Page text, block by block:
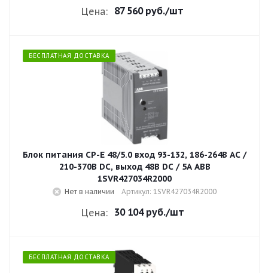
Цена: 87 560 руб./шт
БЕСПЛАТНАЯ ДОСТАВКА
Блок питания CP-E 48/5.0 вход 93-132, 186-264В AC /
210-370В DC, выход 48В DC / 5A ABB
1SVR427034R2000
Нет в наличии Артикул: 1SVR427034R2000
Цена: 30 104 руб./шт
БЕСПЛАТНАЯ ДОСТАВКА